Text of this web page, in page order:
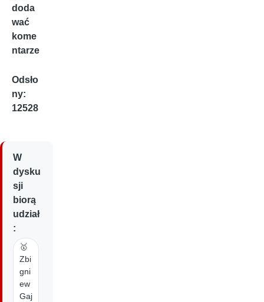
doda
wać
kome
ntarze
Odsło
ny:
12528
W
dysku
sji
biorą
udział
:
🥇
Zbi
gni
ew
Gaj